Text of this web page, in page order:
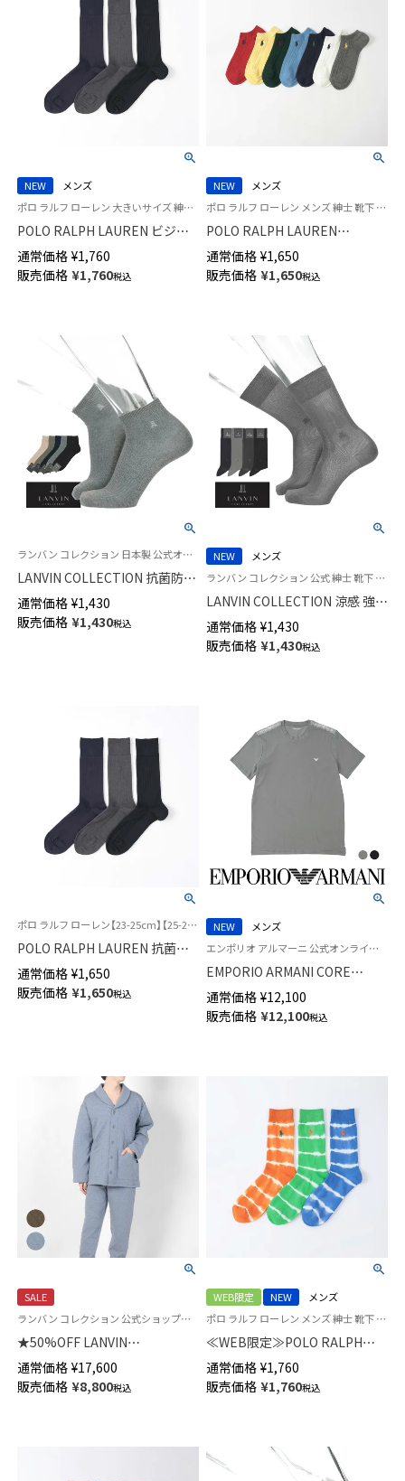
NEW
メンズ
ポロ ラルフ ローレン 大きいサイズ 紳士 靴下 ビジネス 26SS
POLO RALPH LAUREN ビジネ
スソックス BNC 9×1リブ 特大
寸 クルー丈 【29-31cm】
02042040
通常価格 ¥1,760
販売価格 ¥1,760税込
NEW
メンズ
ポロ ラルフ ローレン メンズ 紳士 靴下 26SS
POLO RALPH LAUREN
COTTON CABLE LOW オーガニ
ックコットン混 スニーカー丈
ソックス 02022320
通常価格 ¥1,650
販売価格 ¥1,650税込
ランバン コレクション 日本製 公式オンラインショップ 紳士 靴下
LANVIN COLLECTION 抗菌防臭
ミドルゲージ リブカジュアルソ
ックス ショート丈 メンズ
02452314
通常価格 ¥1,430
販売価格 ¥1,430税込
NEW
メンズ
ランバン コレクション 公式 紳士 靴下 男性
LANVIN COLLECTION 涼感 強撚
糸 総メッシュ 抗菌防臭 クルー
丈 ビジネス ソックス メンズ
02402040
通常価格 ¥1,430
販売価格 ¥1,430税込
ポロ ラルフ ローレン【23-25cm】【25-27cm】【27-29cm】 紳士 靴下 旧2042370
POLO RALPH LAUREN 抗菌防
臭 9×1リブ ビジネスソックス
ワンポイント クルー丈 メンズ
02042030
通常価格 ¥1,650
販売価格 ¥1,650税込
NEW
メンズ
エンポリオ アルマーニ 公式オンラインショップ 紳士 ラウンジウェア 男性
EMPORIO ARMANI CORE
LOGOBAND コア ロゴバンド 半
袖 Tシャツ EUサイズ メンズ
54066694
通常価格 ¥12,100
販売価格 ¥12,100税込
SALE
ランバン コレクション 公式ショップ＜トップスのみ＞
★50%OFF LANVIN
COLLECTION 中綿二ットキル
ト ローブ 半纏 はんてん どてら
長袖 メンズ 54429057
通常価格 ¥17,600
販売価格 ¥8,800税込
WEB限定 NEW
メンズ
ポロ ラルフ ローレン メンズ 紳士 靴下 カジュアル 26SS
≪WEB限定≫POLO RALPH
LAUREN オーガニックコットン
混 TIE DYE クルー丈 ソックス
メンズ 9201254
通常価格 ¥1,760
販売価格 ¥1,760税込